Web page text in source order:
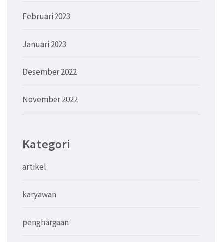
Februari 2023
Januari 2023
Desember 2022
November 2022
Kategori
artikel
karyawan
penghargaan